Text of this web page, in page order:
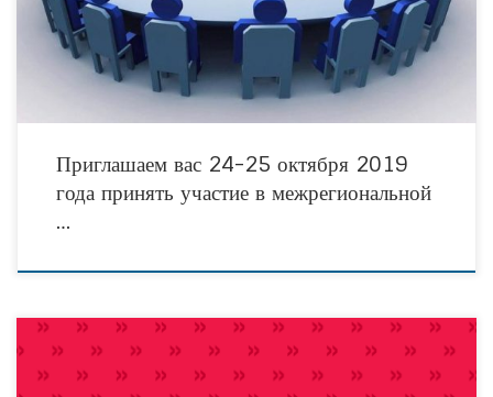
вести
Приглашаем вас 24-25 октября 2019
года принять участие в межрегиональной
…